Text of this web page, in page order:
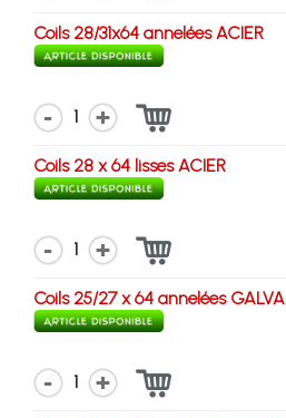
Coils 28/31x64 annelées ACIER
1
Coils 28 x 64 lisses ACIER
1
Coils 25/27 x 64 annelées GALVA
1